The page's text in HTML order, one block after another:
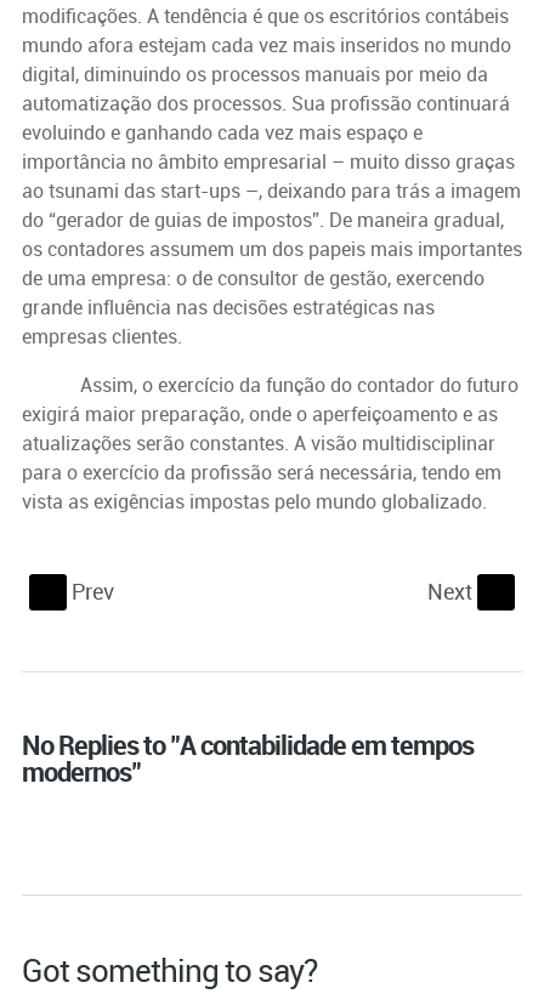
modificações. A tendência é que os escritórios contábeis
mundo afora estejam cada vez mais inseridos no mundo
digital, diminuindo os processos manuais por meio da
automatização dos processos. Sua profissão continuará
evoluindo e ganhando cada vez mais espaço e
importância no âmbito empresarial – muito disso graças
ao tsunami das start-ups –, deixando para trás a imagem
do “gerador de guias de impostos”. De maneira gradual,
os contadores assumem um dos papeis mais importantes
de uma empresa: o de consultor de gestão, exercendo
grande influência nas decisões estratégicas nas
empresas clientes.
Assim, o exercício da função do contador do futuro
exigirá maior preparação, onde o aperfeiçoamento e as
atualizações serão constantes. A visão multidisciplinar
para o exercício da profissão será necessária, tendo em
vista as exigências impostas pelo mundo globalizado.
Prev Next
No Replies to "A contabilidade em tempos
modernos"
Got something to say?